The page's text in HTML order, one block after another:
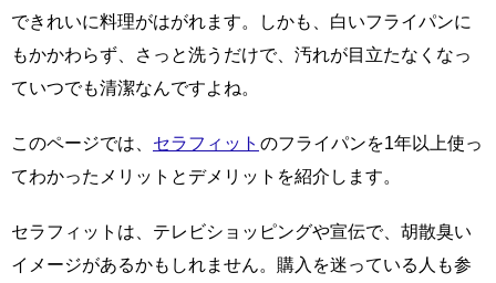
できれいに料理がはがれます。しかも、白いフライパンに
もかかわらず、さっと洗うだけで、汚れが目立たなくなっ
ていつでも清潔なんですよね。
このページでは、 セラフィット のフライパンを1年以上使っ
てわかったメリットとデメリットを紹介します。
セラフィットは、テレビショッピングや宣伝で、胡散臭い
イメージがあるかもしれません。購入を迷っている人も参